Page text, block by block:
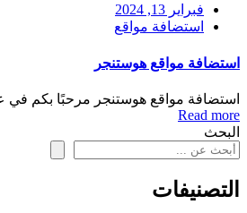
فبراير 13, 2024
استضافة مواقع
استضافة مواقع هوستنجر
استضافة مواقع هوستنجر مرحبًا بكم في
Read more
البحث
التصنيفات